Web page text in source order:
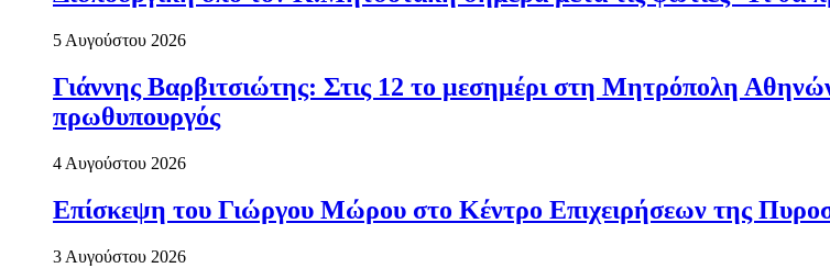
5 Αυγούστου 2026
Γιάννης Βαρβιτσιώτης: Στις 12 το μεσημέρι στη Μητρόπολη
πρωθυπουργός
4 Αυγούστου 2026
Επίσκεψη του Γιώργου Μώρου στο Κέντρο Επιχειρήσεων της
3 Αυγούστου 2026